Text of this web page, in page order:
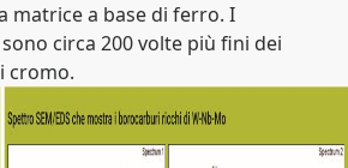
matrice a base di ferro. I
circa 200 volte più fini dei
cromo.